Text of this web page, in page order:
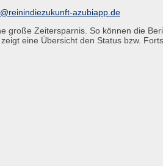
azubiapp.de
große Zeitersparnis. So können die
eine Übersicht den Status bzw.